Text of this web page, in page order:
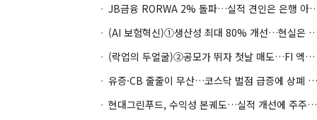
JB금융 RORWA 2% 돌파…실
(AI 보험혁신)①생산성 최대 80%
(락업의 두얼굴)②공모가 뛰자 첫날 매도…FI 엑시트 전략 갈렸다
유증·CB 줄줄이 무산…코스닥 벌점 급증에 상폐 압박
현대그린푸드, 수익성 본궤도…실적 개선에 주주환원까지